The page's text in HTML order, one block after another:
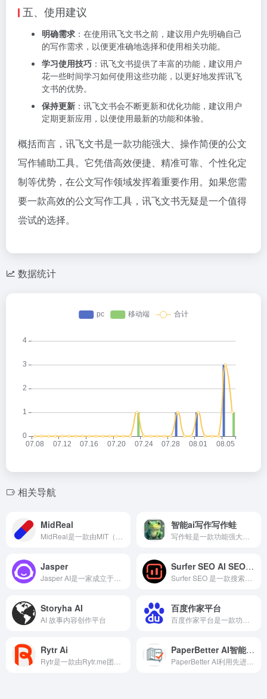
五、使用建议
明确需求 ：在使用讯飞文书之前，建议用户先明确自己
的写作需求，以便更准确地选择和使用相关功能。
学习使用技巧 ：讯飞文书提供了丰富的功能，建议用户
花一些时间学习如何使用这些功能，以更好地发挥讯飞
文书的优势。
保持更新 ：讯飞文书会不断更新和优化功能，建议用户
定期更新应用，以便使用最新的功能和体验。
概括而言，讯飞文书是一款功能强大、操作简便的公文
写作辅助工具。它凭借高效便捷、精准可靠、个性化定
制等优势，在公文写作领域发挥着重要作用。如果您需
要一款高效的公文写作工具，讯飞文书无疑是一个值得
尝试的选择。
数据统计
相关导航
MidReal 智能ai写作写作蛙
Jasper Surfer SEO AI SEO工具
Storyha AI
AI 故事内容创作平台
百度作家平台
Rytr Ai PaperBetter AI智能写作